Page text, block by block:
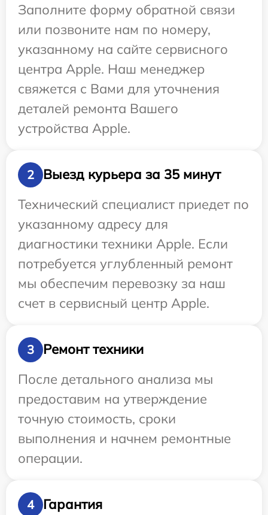
Заполните форму обратной связи
или позвоните нам по номеру,
указанному на сайте сервисного
центра Apple. Наш менеджер
свяжется с Вами для уточнения
деталей ремонта Вашего
устройства Apple.
2
Выезд курьера за 35 минут
Технический специалист приедет по
указанному адресу для
диагностики техники Apple. Если
потребуется углубленный ремонт
мы обеспечим перевозку за наш
счет в сервисный центр Apple.
3
Ремонт техники
После детального анализа мы
предоставим на утверждение
точную стоимость, сроки
выполнения и начнем ремонтные
операции.
4 Гарантия